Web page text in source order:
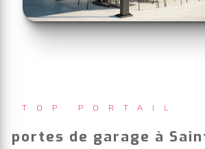
TOP PORTAIL
portes de garage à